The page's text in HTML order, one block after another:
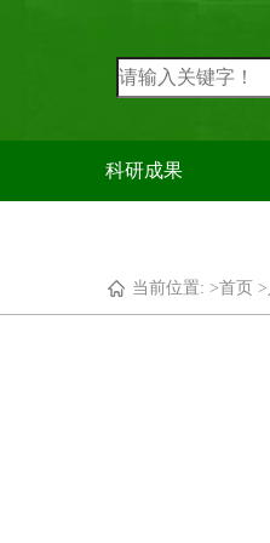
科研成果
当前位置: >首页 >